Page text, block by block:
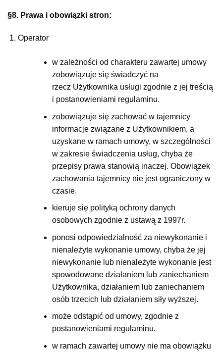
§8. Prawa i obowiązki stron:
Operator
w zależności od charakteru zawartej umowy
zobowiązuje się świadczyć na
rzecz Użytkownika usługi zgodnie z jej treścią
i postanowieniami regulaminu.
zobowiązuje się zachować w tajemnicy
informacje związane z Użytkownikiem, a
uzyskane w ramach umowy, w szczególności
w zakresie świadczenia usług, chyba że
przepisy prawa stanowią inaczej. Obowiązek
zachowania tajemnicy nie jest ograniczony w
czasie.
kieruje się polityką ochrony danych
osobowych zgodnie z ustawą z 1997r.
ponosi odpowiedzialność za niewykonanie i
nienależyte wykonanie umowy, chyba że jej
niewykonanie lub nienależyte wykonanie jest
spowodowane działaniem lub zaniechaniem
Użytkownika, działaniem lub zaniechaniem
osób trzecich lub działaniem siły wyższej.
może odstąpić od umowy, zgodnie z
postanowieniami regulaminu.
w ramach zawartej umowy nie ma obowiązku